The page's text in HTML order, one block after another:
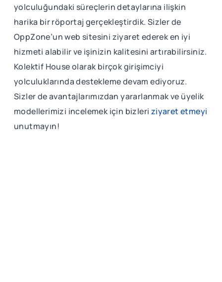
yolculuğundaki süreçlerin detaylarına ilişkin
harika bir röportaj gerçekleştirdik. Sizler de
OppZone’un web sitesini ziyaret ederek en iyi
hizmeti alabilir ve işinizin kalitesini artırabilirsiniz.
Kolektif House olarak birçok girişimciyi
yolculuklarında destekleme devam ediyoruz.
Sizler de avantajlarımızdan yararlanmak ve üyelik
modellerimizi incelemek için bizleri ziyaret etmeyi
unutmayın!